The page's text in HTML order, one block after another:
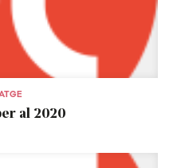
al 2020